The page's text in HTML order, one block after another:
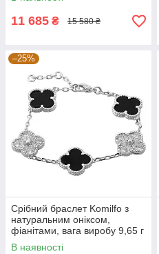
11 685 ₴ 15 580 ₴
–25%
Срібний браслет Komilfo з
натуральним оніксом,
фіанітами, вага виробу 9,65 г
(60002127) 1720 розмір
В наявності